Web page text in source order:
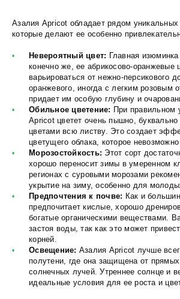
Азалия Apricot обладает рядом уникальных
которые делают ее особенно
Невероятный цвет: Главная
конечно же, ее абрикосово-оранжевые
варьироваться от нежно-персикового
оранжевого, иногда с легким розовым
придает им особую глубину и
Обильное цветение:
При правильном
Apricot цветет очень пышно,
цветами всю листву. Это создает
цветущего облака, которое
Морозостойкость: Этот сорт
хорошо переносит зимы в умеренном
регионах с суровыми морозами
укрытие на зиму, особенно для
Предпочтения к почве: Как и
предпочитает кислые, хорошо
богатые органическими веществами.
застоя воды, так как это может
корней.
Освещение: Азалия Apricot лучше
полутени, где она защищена от
солнечных лучей. Утреннее солнце и
идеальные условия для ее роста и